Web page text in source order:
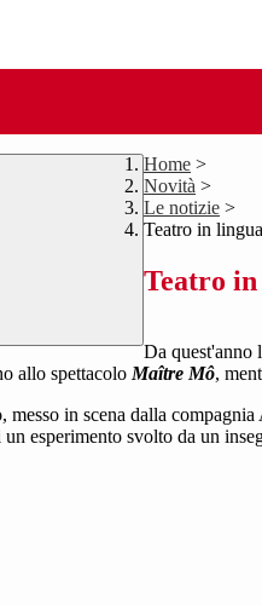
Home >
Novità >
Le notizie >
Teatro in
Teatro
Da quest'anno
allo spettacolo Maître Mô,
messo in scena dalla
esperimento svolto da un